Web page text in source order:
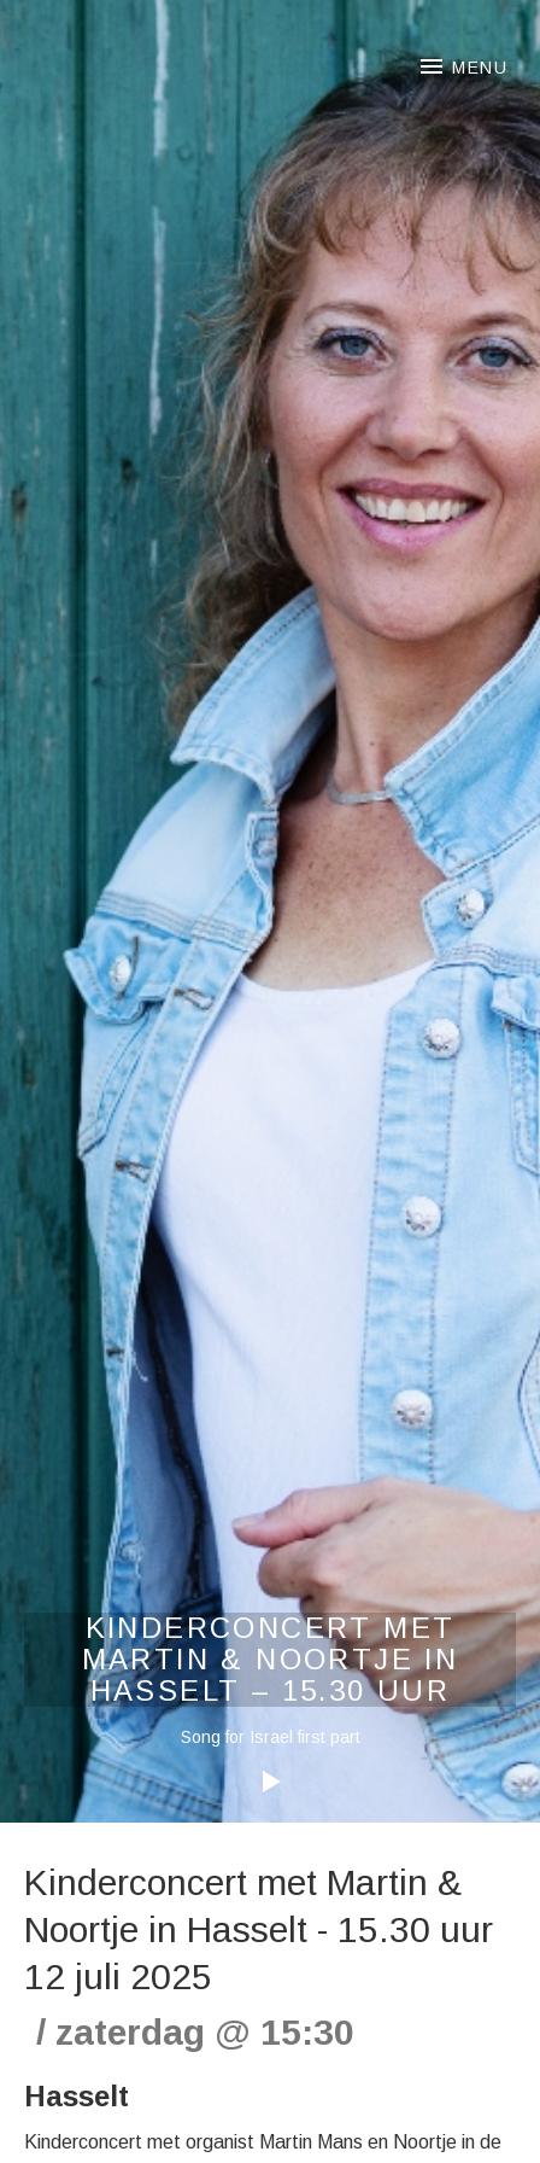
NOORTJE VAN
MENU
KINDERCONCERT MET
MARTIN & NOORTJE IN
HASSELT – 15.30 UUR
Audiospeler
Song for Israel first part
Kinderconcert met Martin &
Noortje in Hasselt - 15.30 uur
12 juli 2025
zaterdag @ 15:30
Hasselt
Kinderconcert met organist Martin Mans en Noortje in de